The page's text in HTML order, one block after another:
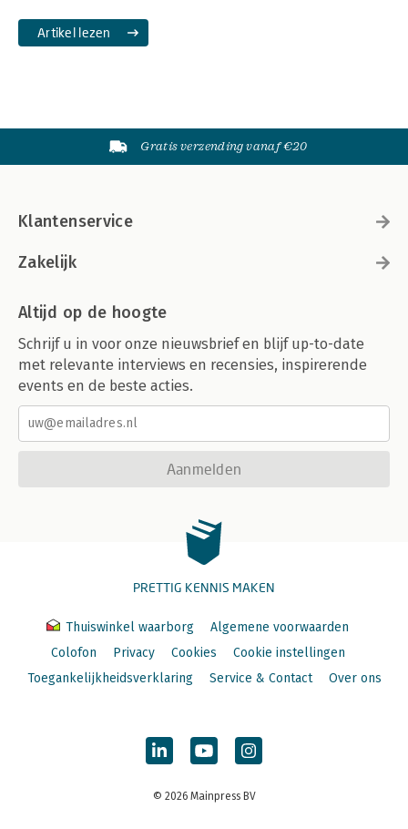
Artikel lezen
Gratis verzending vanaf €20
Klantenservice
Zakelijk
Altijd op de hoogte
Schrijf u in voor onze nieuwsbrief en blijf up-to-date
met relevante interviews en recensies, inspirerende
events en de beste acties.
Aanmelden
PRETTIG KENNIS MAKEN
Thuiswinkel waarborg
Algemene voorwaarden
Colofon
Privacy Cookies
Cookie instellingen
Toegankelijkheidsverklaring
Service & Contact Over ons
© 2026 Mainpress BV